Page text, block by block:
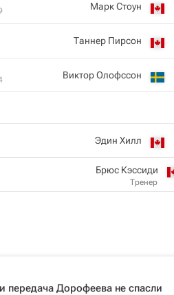
Марк Стоун
Таннер Пирсон
Виктор Олофссон
Эдин Хилл
Брюс Кэссиди
Тренер
передача Дорофеева не спасли